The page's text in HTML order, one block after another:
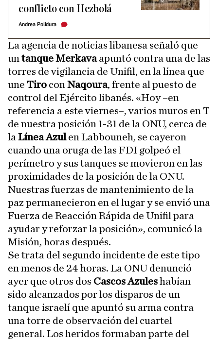
conflicto con Hezbolá
Andrea Polidura
La agencia de noticias libanesa señaló que
un tanque Merkavaapuntó contra una de las
torres de vigilancia de Unifil, en la línea que
une Tiro con Naqoura, frente al puesto de
control del Ejército libanés. «Hoy –en
referencia a este viernes–, varios muros en T
de nuestra posición 1-31 de la ONU, cerca de
la Línea Azulen Labbouneh, se cayeron
cuando una oruga de las FDI golpeó el
perímetro y sus tanques se movieron en las
proximidades de la posición de la ONU.
Nuestras fuerzas de mantenimiento de la
paz permanecieron en el lugar y se envió una
Fuerza de Reacción Rápida de Unifil para
ayudar y reforzar la posición», comunicó la
Misión, horas después.
Se trata del segundo incidente de este tipo
en menos de 24 horas. La ONU denunció
ayer que otros dos Cascos Azuleshabían
sido alcanzados por los disparos de un
tanque israelí que apuntó su arma contra
una torre de observación del cuartel
general. Los heridos formaban parte del